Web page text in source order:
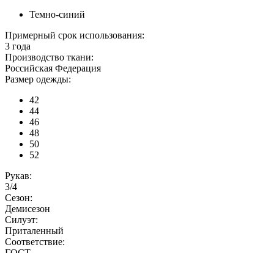
Темно-синий
Примерный срок использования:
3 года
Производство ткани:
Российская Федерация
Размер одежды:
42
44
46
48
50
52
Рукав:
3/4
Сезон:
Демисезон
Силуэт:
Приталенный
Соответствие: